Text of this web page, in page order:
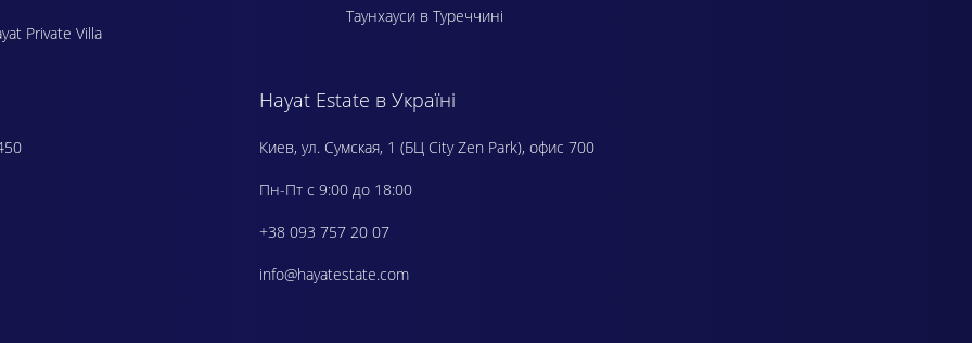
Private Villa
Таунхауси в Туреччині
Hayat Estate в Україні
Киев, ул. Сумская, 1 (БЦ City Zen Park), офис 700
Пн-Пт с 9:00 до 18:00
+38 093 757 20 07
info@hayatestate.com